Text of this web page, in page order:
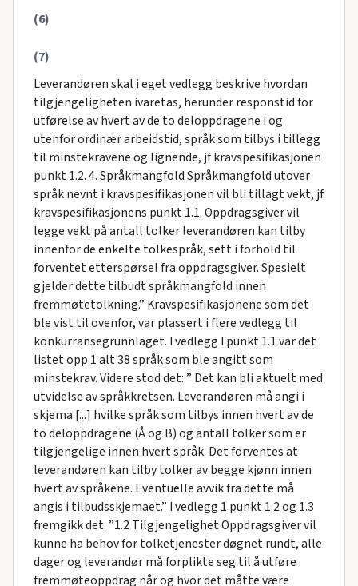
(6)
(7)
Leverandøren skal i eget vedlegg beskrive hvordan
tilgjengeligheten ivaretas, herunder responstid for
utførelse av hvert av de to deloppdragene i og
utenfor ordinær arbeidstid, språk som tilbys i tillegg
til minstekravene og lignende, jf kravspesifikasjonen
punkt 1.2. 4. Språkmangfold Språkmangfold utover
språk nevnt i kravspesifikasjonen vil bli tillagt vekt, jf
kravspesifikasjonens punkt 1.1. Oppdragsgiver vil
legge vekt på antall tolker leverandøren kan tilby
innenfor de enkelte tolkespråk, sett i forhold til
forventet etterspørsel fra oppdragsgiver. Spesielt
gjelder dette tilbudt språkmangfold innen
fremmøtetolkning.” Kravspesifikasjonene som det
ble vist til ovenfor, var plassert i flere vedlegg til
konkurransegrunnlaget. I vedlegg I punkt 1.1 var det
listet opp 1 alt 38 språk som ble angitt som
minstekrav. Videre stod det: ” Det kan bli aktuelt med
utvidelse av språkkretsen. Leverandøren må angi i
skjema [...] hvilke språk som tilbys innen hvert av de
to deloppdragene (Å og B) og antall tolker som er
tilgjengelige innen hvert språk. Det forventes at
leverandøren kan tilby tolker av begge kjønn innen
hvert av språkene. Eventuelle avvik fra dette må
angis i tilbudsskjemaet.” I vedlegg 1 punkt 1.2 og 1.3
fremgikk det: ”1.2 Tilgjengelighet Oppdragsgiver vil
kunne ha behov for tolketjenester døgnet rundt, alle
dager og leverandør må forplikte seg til å utføre
fremmøteoppdrag når og hvor det måtte være